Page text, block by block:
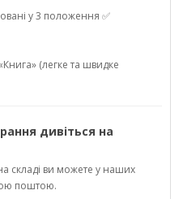
у 3 положення ✅
(легке та швидке
дивіться на
складі ви можете у наших
поштою.